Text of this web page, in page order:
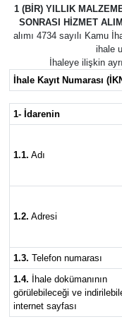
1 (BİR) YILLIK
SONRASI HİZMET
alımı 4734 sayılı Kamu
ihale
İhaleye ilişkin
İhale Kayıt Numarası
1- İdarenin
1.1. Adı
1.2. Adresi
1.3. Telefon numarası
1.4. İhale dokümanının
görülebileceği ve
internet sayfası
Sağlık